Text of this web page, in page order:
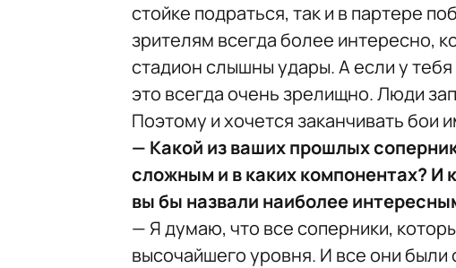
стойке подраться, так и в партере
зрителям всегда более интересно,
стадион слышны удары. А если у
это всегда очень зрелищно. Люди
Поэтому и хочется заканчивать бои
— Какой из ваших прошлых
сложным и в каких компонентах? И
вы бы назвали наиболее
— Я думаю, что все соперники,
высочайшего уровня. И все они